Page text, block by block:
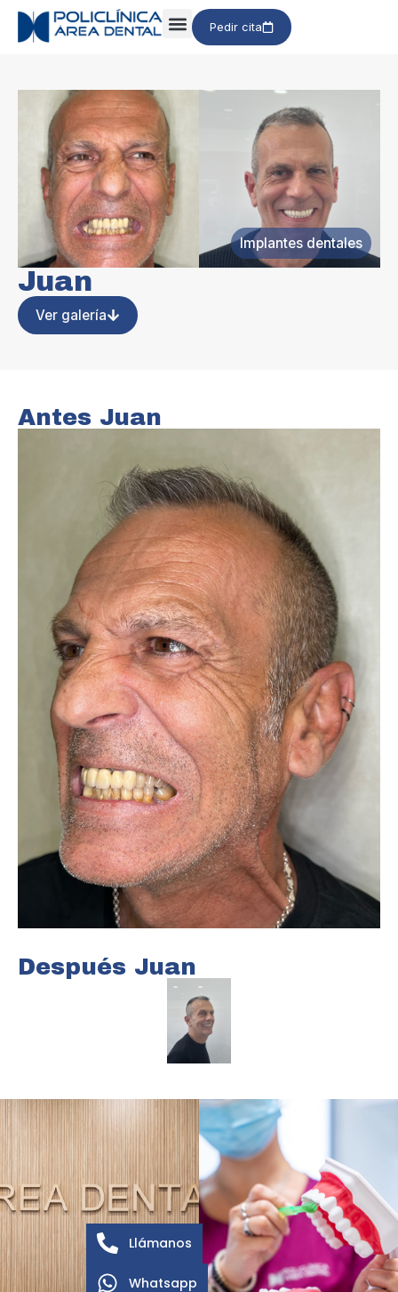
Pedir cita
Implantes dentales
Juan
Ver galería
Antes Juan
Después Juan
Llámanos
Whatsapp